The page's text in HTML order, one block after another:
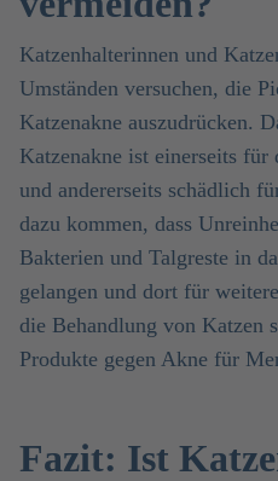
Katzenhalterinnen und
Umständen versuchen, die
Katzenakne auszudrücken.
Katzenakne ist einerseits für
und andererseits schädlich
dazu kommen, dass
Bakterien und Talgreste in
gelangen und dort für
die Behandlung von Katzen
Produkte gegen Akne für
Fazit: Ist